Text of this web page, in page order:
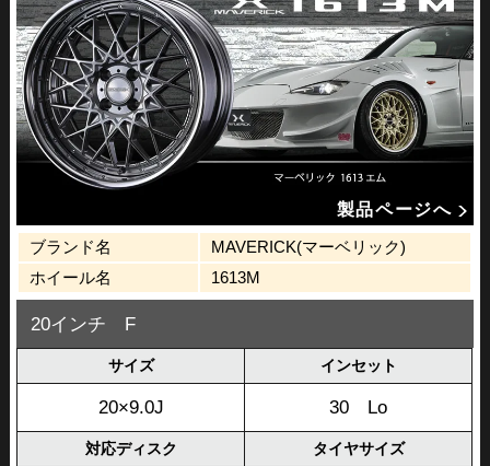
製品ページへ
ブランド名
MAVERICK(マーベリック)
ホイール名
1613M
20インチ F
サイズ インセット
20×9.0J 30 Lo
対応ディスク タイヤサイズ